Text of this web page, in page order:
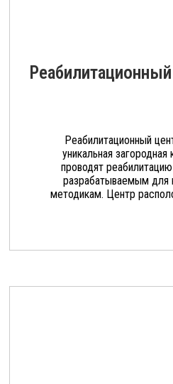
Реабилитационный
уникальная загородная
проводят
разрабатываемым для
методикам. Центр